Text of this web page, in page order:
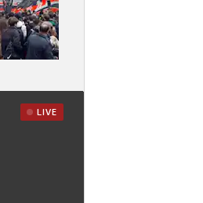
LIVE